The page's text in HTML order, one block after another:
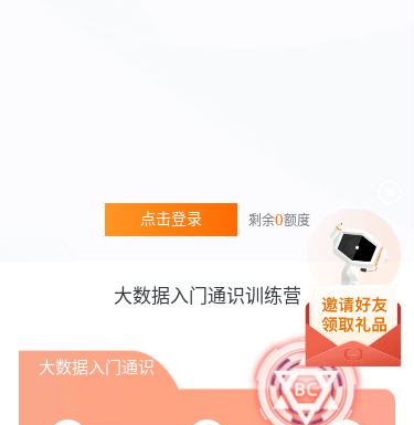
剩余0额度
点击登录
大数据入门通识训练营
大数据入门通识